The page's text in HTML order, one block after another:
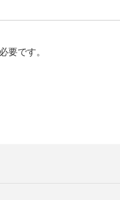
要です。